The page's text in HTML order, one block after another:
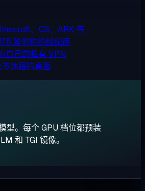
、CS、ARK 等
紧邻你的经纪商
自己的私有 VPN
不休眠的桌面
型。每个 GPU 档位都预装
和 TGI 镜像。